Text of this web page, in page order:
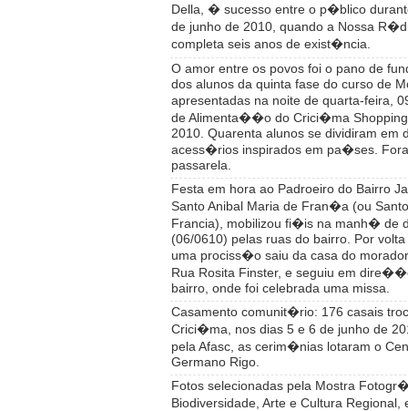
Della, � sucesso entre o p�blico
de junho de 2010, quando a Nossa
completa seis anos de exist�ncia.
O amor entre os povos foi o pano de
dos alunos da quinta fase do curso de
apresentadas na noite de quarta-feira,
de Alimenta��o do Crici�ma
2010. Quarenta alunos se dividiram em
acess�rios inspirados em pa�ses.
passarela.
Festa em hora ao Padroeiro do Bairro
Santo Anibal Maria de Fran�a (ou
Francia), mobilizou fi�is na manh� de
(06/0610) pelas ruas do bairro. Por
uma prociss�o saiu da casa do
Rua Rosita Finster, e seguiu em
bairro, onde foi celebrada uma missa.
Casamento comunit�rio: 176 casais
Crici�ma, nos dias 5 e 6 de junho de
pela Afasc, as cerim�nias lotaram o
Germano Rigo.
Fotos selecionadas pela Mostra
Biodiversidade, Arte e Cultura